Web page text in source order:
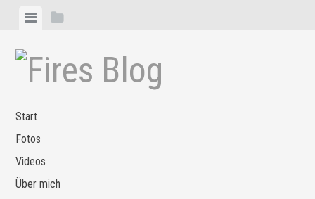
Zum
springen
MenüSeitenleiste
Start
Fotos
Videos
Über mich